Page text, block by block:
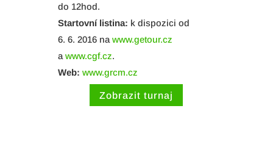
do 12hod.
Startovní listina: k dispozici od
6. 6. 2016 na www.getour.cz
a www.cgf.cz.
Web: www.grcm.cz
Zobrazit turnaj